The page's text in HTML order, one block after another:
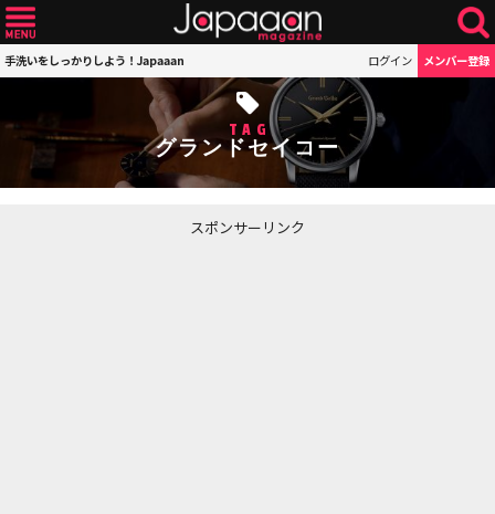
手洗いをしっかりしよう！Japaaan ログイン メンバー登録
TAG
グランドセイコー
スポンサーリンク